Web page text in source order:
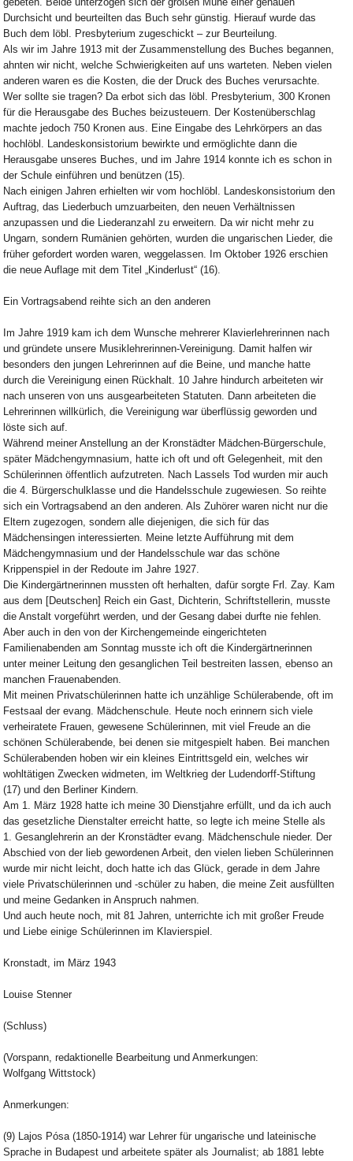
Durchsicht und beurteilten das Buch sehr günstig. Hierauf wurde das
Buch dem löbl. Presbyterium zugeschickt – zur Beurteilung.
Als wir im Jahre 1913 mit der Zusammenstellung des Buches begannen,
ahnten wir nicht, welche Schwierigkeiten auf uns warteten. Neben vielen
anderen waren es die Kosten, die der Druck des Buches verursachte.
Wer sollte sie tragen? Da erbot sich das löbl. Presbyterium, 300 Kronen
für die Herausgabe des Buches beizusteuern. Der Kostenüberschlag
machte jedoch 750 Kronen aus. Eine Eingabe des Lehrkörpers an das
hochlöbl. Landeskonsistorium bewirkte und ermöglichte dann die
Herausgabe unseres Buches, und im Jahre 1914 konnte ich es schon in
der Schule einführen und benützen (15).
Nach einigen Jahren erhielten wir vom hochlöbl. Landeskonsistorium den
Auftrag, das Liederbuch umzuarbeiten, den neuen Verhältnissen
anzupassen und die Liederanzahl zu erweitern. Da wir nicht mehr zu
Ungarn, sondern Rumänien gehörten, wurden die ungarischen Lieder, die
früher gefordert worden waren, weggelassen. Im Oktober 1926 erschien
die neue Auflage mit dem Titel „Kinderlust“ (16).
Ein Vortragsabend reihte sich an den anderen
Im Jahre 1919 kam ich dem Wunsche mehrerer Klavierlehrerinnen nach
und gründete unsere Musiklehrerinnen-Vereinigung. Damit halfen wir
besonders den jungen Lehrerinnen auf die Beine, und manche hatte
durch die Vereinigung einen Rückhalt. 10 Jahre hindurch arbeiteten wir
nach unseren von uns ausgearbeiteten Statuten. Dann arbeiteten die
Lehrerinnen willkürlich, die Vereinigung war überflüssig geworden und
löste sich auf.
Während meiner Anstellung an der Kronstädter Mädchen-Bürgerschule,
später Mädchengymnasium, hatte ich oft und oft Gelegenheit, mit den
Schülerinnen öffentlich aufzutreten. Nach Lassels Tod wurden mir auch
die 4. Bürgerschulklasse und die Handelsschule zugewiesen. So reihte
sich ein Vortragsabend an den anderen. Als Zuhörer waren nicht nur die
Eltern zugezogen, sondern alle diejenigen, die sich für das
Mädchensingen interessierten. Meine letzte Aufführung mit dem
Mädchengymnasium und der Handelsschule war das schöne
Krippenspiel in der Redoute im Jahre 1927.
Die Kindergärtnerinnen mussten oft herhalten, dafür sorgte Frl. Zay. Kam
aus dem [Deutschen] Reich ein Gast, Dichterin, Schriftstellerin, musste
die Anstalt vorgeführt werden, und der Gesang dabei durfte nie fehlen.
Aber auch in den von der Kirchengemeinde eingerichteten
Familienabenden am Sonntag musste ich oft die Kindergärtnerinnen
unter meiner Leitung den gesanglichen Teil bestreiten lassen, ebenso an
manchen Frauenabenden.
Mit meinen Privatschülerinnen hatte ich unzählige Schülerabende, oft im
Festsaal der evang. Mädchenschule. Heute noch erinnern sich viele
verheiratete Frauen, gewesene Schülerinnen, mit viel Freude an die
schönen Schülerabende, bei denen sie mitgespielt haben. Bei manchen
Schülerabenden hoben wir ein kleines Eintrittsgeld ein, welches wir
wohltätigen Zwecken widmeten, im Weltkrieg der Ludendorff-Stiftung
(17) und den Berliner Kindern.
Am 1. März 1928 hatte ich meine 30 Dienstjahre erfüllt, und da ich auch
das gesetzliche Dienstalter erreicht hatte, so legte ich meine Stelle als
1. Gesanglehrerin an der Kronstädter evang. Mädchenschule nieder. Der
Abschied von der lieb gewordenen Arbeit, den vielen lieben Schülerinnen
wurde mir nicht leicht, doch hatte ich das Glück, gerade in dem Jahre
viele Privatschülerinnen und -schüler zu haben, die meine Zeit ausfüllten
und meine Gedanken in Anspruch nahmen.
Und auch heute noch, mit 81 Jahren, unterrichte ich mit großer Freude
und Liebe einige Schülerinnen im Klavierspiel.
Kronstadt, im März 1943
Louise Stenner
(Schluss)
(Vorspann, redaktionelle Bearbeitung und Anmerkungen:
Wolfgang Wittstock)
Anmerkungen:
(9) Lajos Pósa (1850-1914) war Lehrer für ungarische und lateinische
Sprache in Budapest und arbeitete später als Journalist; ab 1881 lebte